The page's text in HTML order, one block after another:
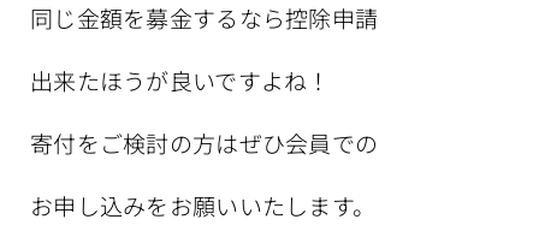
同じ金額を募金するなら控除申請
出来たほうが良いですよね！
寄付をご検討の方はぜひ会員での
お申し込みをお願いいたします。